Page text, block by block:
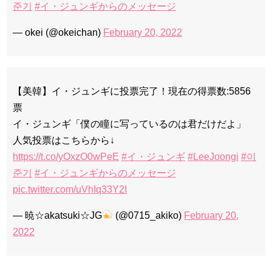
준기
#イ・ジュンギからのメッセージ
— okei (@okeichan) February 20, 2022
【美韓】イ・ジュンギに投票完了！現在の得票数:5856
票
イ・ジュンギ「僕の瞳に写っているのは君だけだよ」
人気投票はこちらから↓
https://t.co/yOxzO0wPeE #イ・ジュンギ #LeeJoongi #이
준기
#イ・ジュンギからのメッセージ
pic.twitter.com/uVhIq33Y2I
— 暁☆akatsuki☆JG (@0715_akiko) February 20,
2022